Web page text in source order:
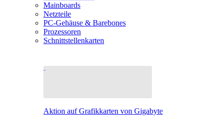
Mainboards
Netzteile
PC-Gehäuse & Barebones
Prozessoren
Schnittstellenkarten
Aktion auf Grafikkarten von Gigabyte